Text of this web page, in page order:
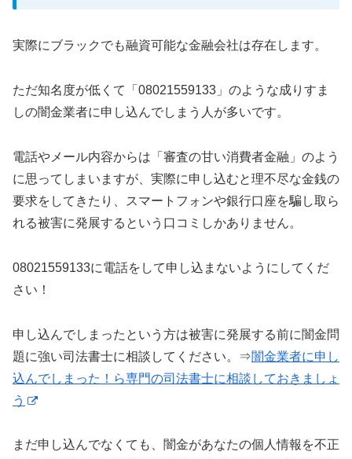
実際にブラックでも融資可能な金融会社は存在します。
ただ知名度が低くて「08021559133」のような成りすま
しの闇金業者に申し込んでしまう人が多いです。
電話やメール内容からは「審査の甘い消費者金融」のよう
に思ってしまいますが、実際に申し込むと理不尽な金銭の
要求をしてきたり、スマートフォンや銀行口座を騙し取ら
れる被害に発展するという口コミしかありません。
08021559133に電話をして申し込まないようにしてくだ
さい！
申し込んでしまったという方は被害に発展する前に闇金問
題に強い司法書士に相談してください。⇒闇金業者に申し
込んでしまった！ら専門の司法書士に相談しておきましょ
う
まだ申し込んでなくても、闇金があなたの個人情報を不正